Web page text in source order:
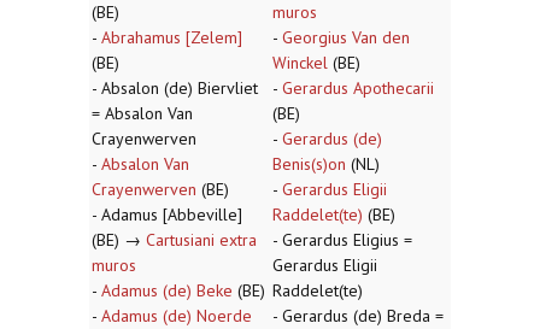
(BE)
- Abrahamus [Zelem]
(BE)
- Absalon (de) Biervliet
= Absalon Van
Crayenwerven
- Absalon Van
Crayenwerven (BE)
- Adamus [Abbeville]
(BE) → Cartusiani extra
muros
- Adamus (de) Beke (BE)
- Adamus (de) Noerde
muros
- Georgius Van den
Winckel (BE)
- Gerardus Apothecarii
(BE)
- Gerardus (de)
Benis(s)on (NL)
- Gerardus Eligii
Raddelet(te) (BE)
- Gerardus Eligius =
Gerardus Eligii
Raddelet(te)
- Gerardus (de) Breda =